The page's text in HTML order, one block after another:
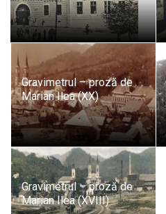
Gravimetrul – proză de
Marian Ilea (XX)
Gravimetrul – proză de
Marian Ilea (XVIII)